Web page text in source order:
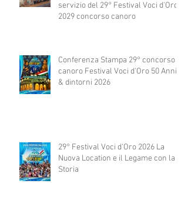
servizio del 29° Festival Voci d'Oro
2029 concorso canoro
Conferenza Stampa 29° concorso
canoro Festival Voci d'Oro 50 Anni
& dintorni 2026
29° Festival Voci d'Oro 2026 La
Nuova Location e il Legame con la
Storia